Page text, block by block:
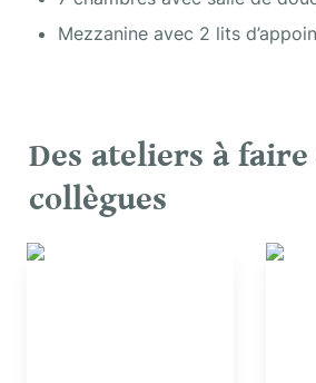
Mezzanine avec 2 lits
Des ateliers à
collègues
Ateliers cuisine (sucré